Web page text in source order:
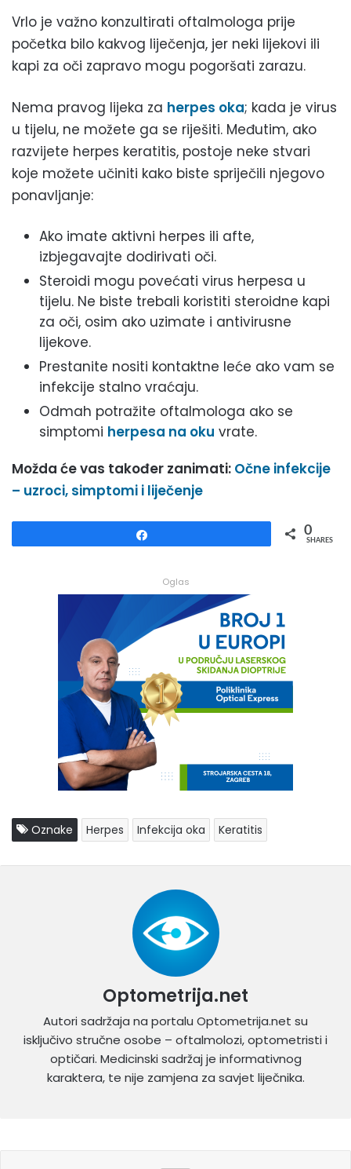
Vrlo je važno konzultirati oftalmologa prije
početka bilo kakvog liječenja, jer neki lijekovi ili
kapi za oči zapravo mogu pogoršati zarazu.
Nema pravog lijeka za herpes oka; kada je virus
u tijelu, ne možete ga se riješiti. Međutim, ako
razvijete herpes keratitis, postoje neke stvari
koje možete učiniti kako biste spriječili njegovo
ponavljanje:
Ako imate aktivni herpes ili afte,
izbjegavajte dodirivati oči.
Steroidi mogu povećati virus herpesa u
tijelu. Ne biste trebali koristiti steroidne kapi
za oči, osim ako uzimate i antivirusne
lijekove.
Prestanite nositi kontaktne leće ako vam se
infekcije stalno vraćaju.
Odmah potražite oftalmologa ako se
simptomi herpesa na oku vrate.
Možda će vas također zanimati: Očne infekcije
– uzroci, simptomi i liječenje
0
SHARES
Oglas
Oznake Herpes Infekcija oka Keratitis
Optometrija.net
Autori sadržaja na portalu Optometrija.net su
isključivo stručne osobe – oftalmolozi, optometristi i
optičari. Medicinski sadržaj je informativnog
karaktera, te nije zamjena za savjet liječnika.